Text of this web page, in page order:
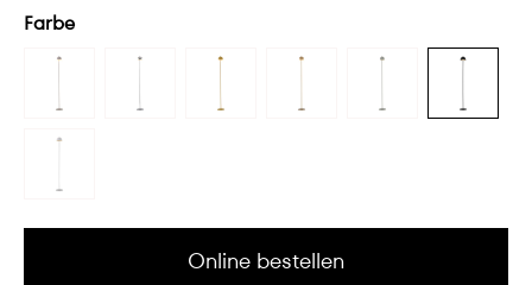
Farbe
Online bestellen